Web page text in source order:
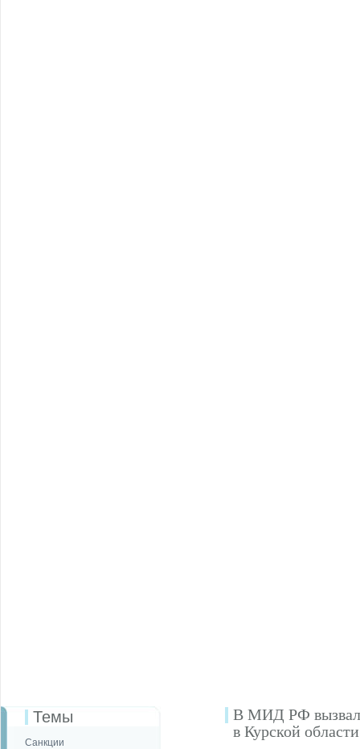
Темы
Санкции
В МИД РФ
в Курской области